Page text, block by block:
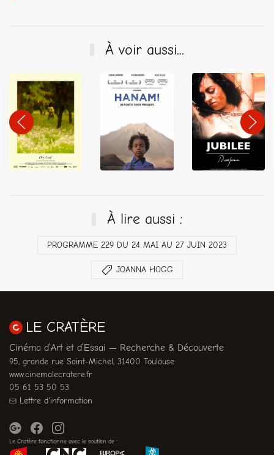
À voir aussi...
À lire aussi :
PROGRAMME 229 DU 24 MAI AU 27 JUIN 2023
JOANNA HOGG
LE CRATÈRE
Cinéma d’Art et d’Essai — Recherche & Découverte
95, grande rue Saint-Michel, 31400 Toulouse
www.cinemalecratere.fr
05 61 53 50 53
Lettre d'information
Le Cratère fonctionne avec le soutien de :